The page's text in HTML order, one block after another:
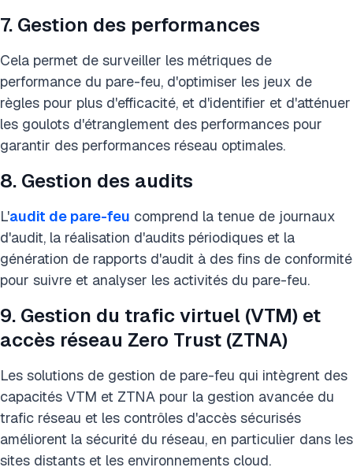
7. Gestion des performances
Cela permet de surveiller les métriques de
performance du pare-feu, d'optimiser les jeux de
règles pour plus d'efficacité, et d'identifier et d'atténuer
les goulots d'étranglement des performances pour
garantir des performances réseau optimales.
8. Gestion des audits
L'audit de pare-feu comprend la tenue de journaux
d'audit, la réalisation d'audits périodiques et la
génération de rapports d'audit à des fins de conformité
pour suivre et analyser les activités du pare-feu.
9. Gestion du trafic virtuel (VTM) et
accès réseau Zero Trust (ZTNA)
Les solutions de gestion de pare-feu qui intègrent des
capacités VTM et ZTNA pour la gestion avancée du
trafic réseau et les contrôles d'accès sécurisés
améliorent la sécurité du réseau, en particulier dans les
sites distants et les environnements cloud.